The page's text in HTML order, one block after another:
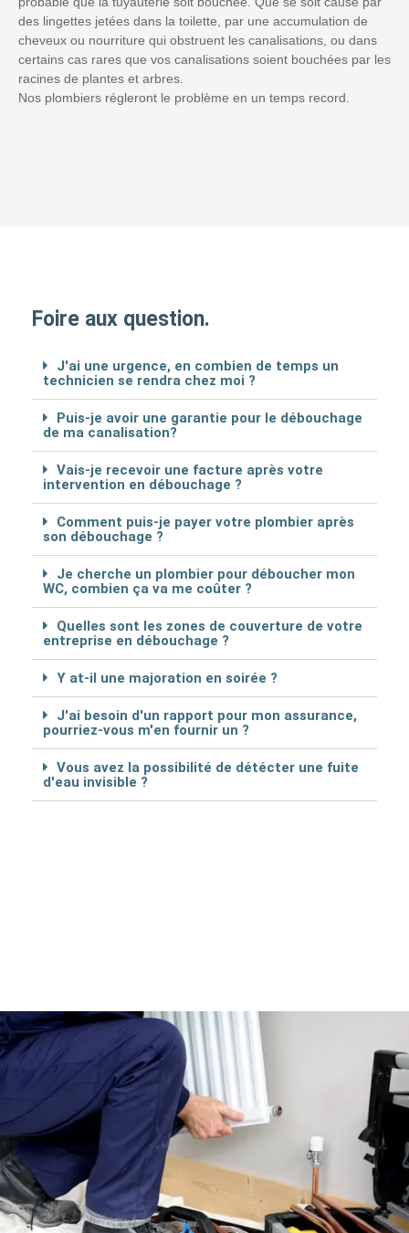
des lingettes jetées dans la toilette, par une accumulation de
cheveux ou nourriture qui obstruent les canalisations, ou dans
certains cas rares que vos canalisations soient bouchées par les
racines de plantes et arbres.
Nos plombiers régleront le problème en un temps record.
Foire aux question.
J'ai une urgence, en combien de temps un
technicien se rendra chez moi ?
Puis-je avoir une garantie pour le débouchage
de ma canalisation?
Vais-je recevoir une facture après votre
intervention en débouchage ?
Comment puis-je payer votre plombier après
son débouchage ?
Je cherche un plombier pour déboucher mon
WC, combien ça va me coûter ?
Quelles sont les zones de couverture de votre
entreprise en débouchage ?
Y at-il une majoration en soirée ?
J'ai besoin d'un rapport pour mon assurance,
pourriez-vous m'en fournir un ?
Vous avez la possibilité de détécter une fuite
d'eau invisible ?